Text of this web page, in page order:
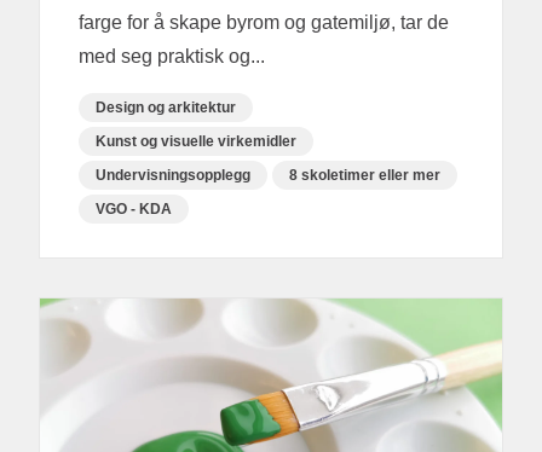
farge for å skape byrom og gatemiljø, tar de
med seg praktisk og...
Design og arkitektur
Kunst og visuelle virkemidler
Undervisningsopplegg
8 skoletimer eller mer
VGO - KDA